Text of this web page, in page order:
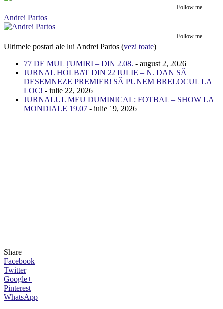
Follow me
Andrei Partos
Follow me
Ultimele postari ale lui Andrei Partos (vezi toate)
77 DE MULȚUMIRI – DIN 2.08. - august 2, 2026
JURNAL HOLBAT DIN 22 IULIE – N. DAN SĂ
DESEMNEZE PREMIER! SĂ PUNEM BRELOCUL LA
LOC! - iulie 22, 2026
JURNALUL MEU DUMINICAL: FOTBAL – SHOW LA
MONDIALE 19.07 - iulie 19, 2026
Share
Facebook
Twitter
Google+
Pinterest
WhatsApp